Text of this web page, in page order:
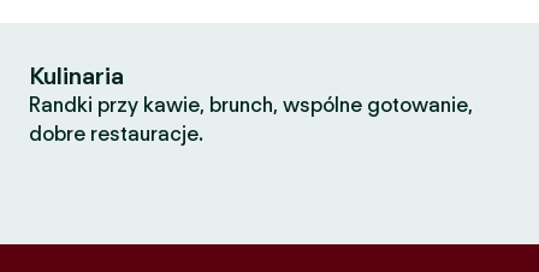
Kulinaria
Randki przy kawie, brunch, wspólne gotowanie,
dobre restauracje.